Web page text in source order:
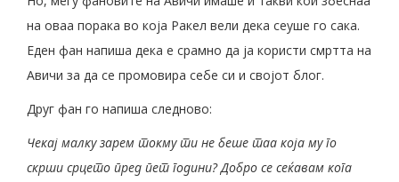
на оваа порака во која Ракел вели дека сеуше го сака.
Еден фан напиша дека е срамно да ја користи смртта на
Авичи за да се промовира себе си и својот блог.
Друг фан го напиша следново:
Чекај малку зарем токму ти не беше таа која му го
скрши срцето пред пет години? Добро се сеќавам кога